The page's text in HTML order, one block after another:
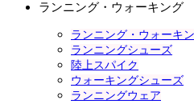
ランニング・ウォーキング
ランニング・ウォーキ
ランニングシューズ
陸上スパイク
ウォーキングシューズ
ランニングウェア